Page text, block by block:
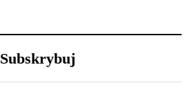
sylwestrowe – jak
wystylizować?
Subskrybuj